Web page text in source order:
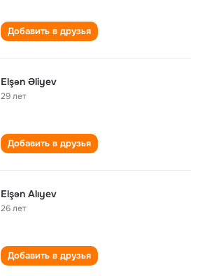
Добавить в друзья
Elşən Əliyev
29 лет
Добавить в друзья
Elşən Alıyev
26 лет
Добавить в друзья